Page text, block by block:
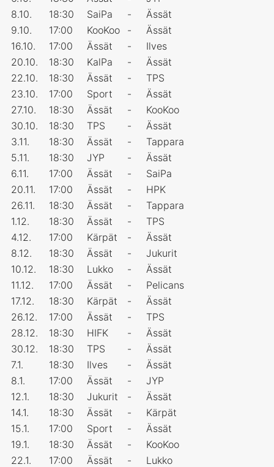
8.10.
18:30 SaiPa -
Ässät
9.10.
17:00 KooKoo -
Ässät
16.10.
17:00 Ässät -
Ilves
20.10.
18:30 KalPa -
Ässät
22.10.
18:30 Ässät -
TPS
23.10.
17:00 Sport -
Ässät
27.10.
18:30 Ässät -
KooKoo
30.10.
18:30 TPS -
Ässät
3.11.
18:30 Ässät -
Tappara
5.11.
18:30 JYP -
Ässät
6.11.
17:00 Ässät -
SaiPa
20.11.
17:00 Ässät -
HPK
26.11.
18:30 Ässät -
Tappara
1.12.
18:30 Ässät -
TPS
4.12.
17:00 Kärpät -
Ässät
8.12.
18:30 Ässät -
Jukurit
10.12.
18:30 Lukko -
Ässät
11.12.
17:00 Ässät -
Pelicans
17.12.
18:30 Kärpät -
Ässät
26.12.
17:00 Ässät -
TPS
28.12.
18:30 HIFK -
Ässät
30.12.
18:30 TPS -
Ässät
7.1.
18:30 Ilves -
Ässät
8.1.
17:00 Ässät -
JYP
12.1.
18:30 Jukurit -
Ässät
14.1.
18:30 Ässät -
Kärpät
15.1.
17:00 Sport -
Ässät
19.1.
18:30 Ässät -
KooKoo
22.1.
17:00 Ässät -
Lukko